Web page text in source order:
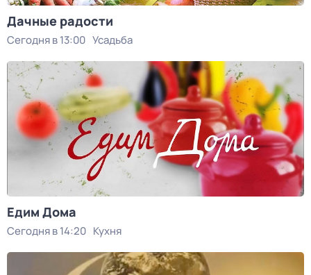
Дачные радости
Сегодня в 13:00 Усадьба
Едим Дома
Сегодня в 14:20 Кухня